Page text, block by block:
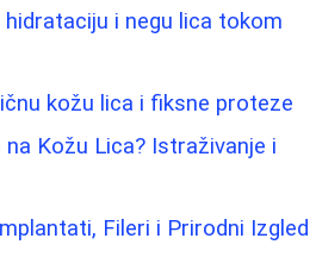
i negu lica tokom
kožu lica i fiksne proteze
Kožu Lica? Istraživanje i
Fileri i Prirodni Izgled